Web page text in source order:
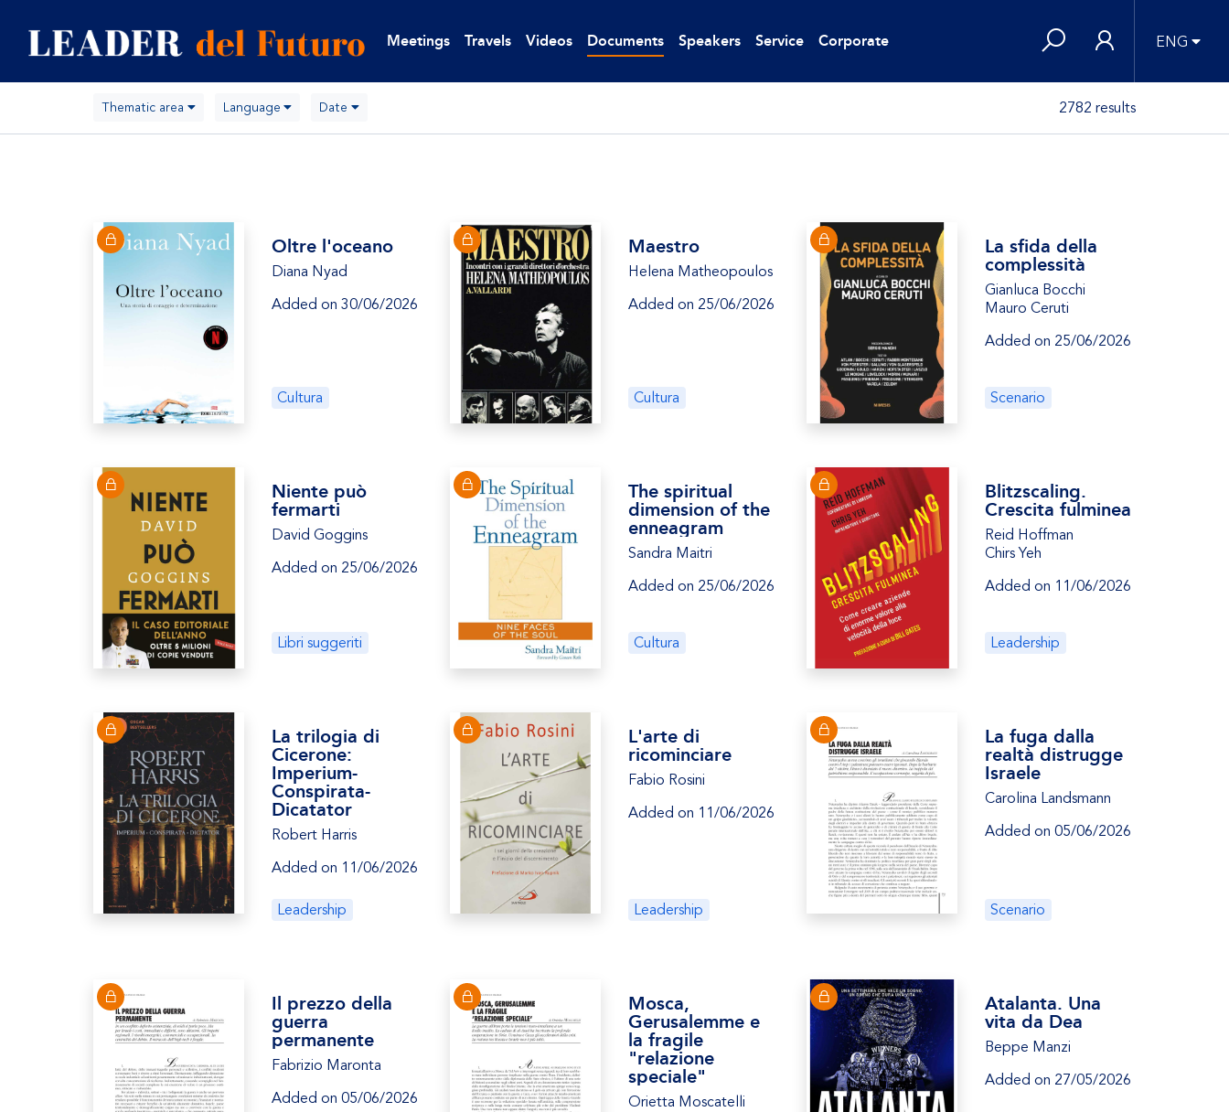
Meetings Travels Videos Documents Speakers Service Corporate ENG
Thematic area Language Date 2782 results
Oltre l'oceano
Diana Nyad
Added on 30/06/2026
Cultura
Maestro
Helena Matheopoulos
Added on 25/06/2026
Cultura
La sfida della
complessità
Gianluca Bocchi
Mauro Ceruti
Added on 25/06/2026
Scenario
Niente può
fermarti
David Goggins
Added on 25/06/2026
Libri suggeriti
The spiritual
dimension of the
enneagram
Sandra Maitri
Added on 25/06/2026
Cultura
Blitzscaling.
Crescita fulminea
Reid Hoffman
Chirs Yeh
Added on 11/06/2026
Leadership
La trilogia di
Cicerone:
Imperium-
Conspirata-
Dicatator
Robert Harris
Added on 11/06/2026
Leadership
L'arte di
ricominciare
Fabio Rosini
Added on 11/06/2026
Leadership
La fuga dalla
realtà distrugge
Israele
Carolina Landsmann
Added on 05/06/2026
Scenario
Il prezzo della
guerra
permanente
Fabrizio Maronta
Added on 05/06/2026
Mosca,
Gerusalemme e
la fragile
"relazione
speciale"
Orietta Moscatelli
Atalanta. Una
vita da Dea
Beppe Manzi
Added on 27/05/2026